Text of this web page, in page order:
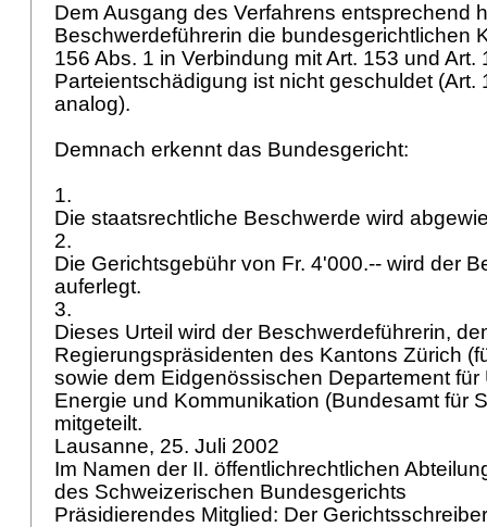
Dem Ausgang des Verfahrens entsprechend
Beschwerdeführerin die bundesgerichtlichen
156 Abs. 1 in Verbindung mitArt. 153 und Art.
Parteientschädigung ist nicht geschuldet (Art.
analog).
Demnach erkennt das Bundesgericht:
1.
Die staatsrechtliche Beschwerde wird
2.
Die Gerichtsgebühr von Fr. 4'000.-- wird der
auferlegt.
3.
Dieses Urteil wird der Beschwerdeführerin,
Regierungspräsidenten des Kantons Zürich
sowie dem Eidgenössischen Departement für
Energie und Kommunikation (Bundesamt für
mitgeteilt.
Lausanne, 25. Juli 2002
Im Namen der II. öffentlichrechtlichen
des Schweizerischen Bundesgerichts
Präsidierendes Mitglied: Der